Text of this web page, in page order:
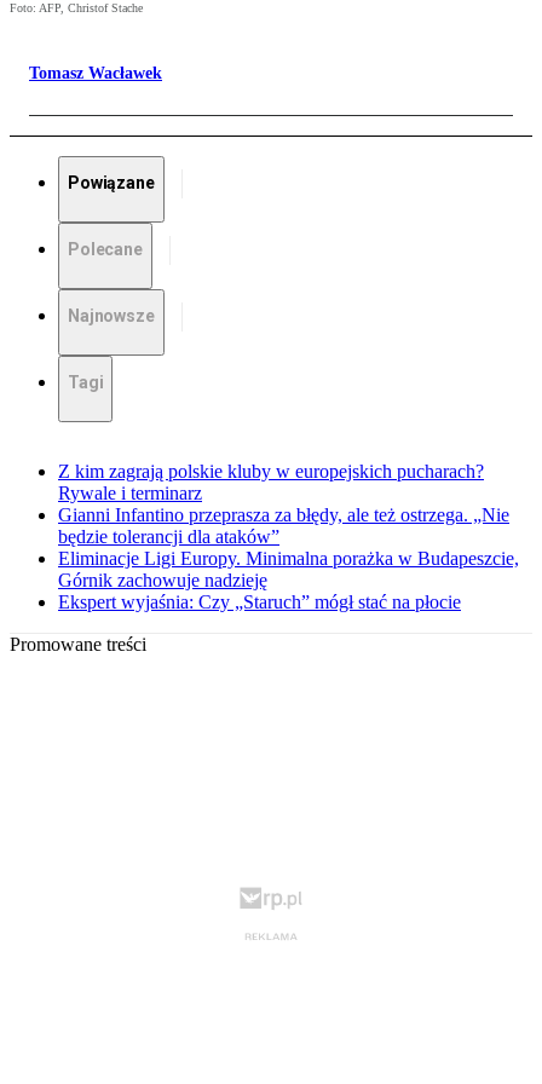
Foto: AFP, Christof Stache
Tomasz Wacławek
Powiązane
Polecane
Najnowsze
Tagi
Z kim zagrają polskie kluby w europejskich pucharach?
Rywale i terminarz
Gianni Infantino przeprasza za błędy, ale też ostrzega. „Nie
będzie tolerancji dla ataków”
Eliminacje Ligi Europy. Minimalna porażka w Budapeszcie,
Górnik zachowuje nadzieję
Ekspert wyjaśnia: Czy „Staruch” mógł stać na płocie
Promowane treści